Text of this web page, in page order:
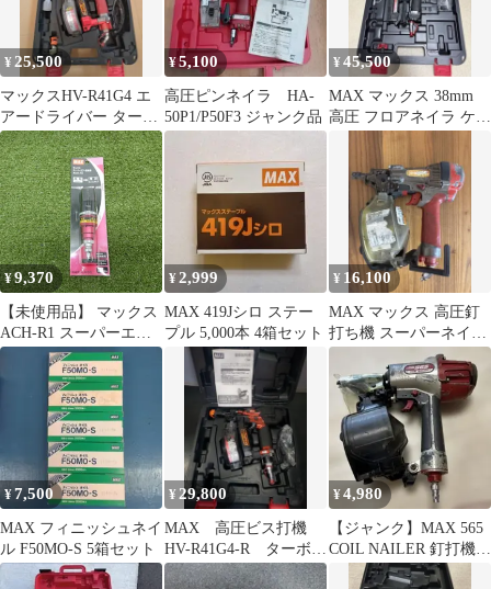
¥ 25,500
マックスHV-R41G4 エ
アードライバー ターボ
機能付き
¥5,100
高圧ピンネイラ HA-
50P1/P50F3 ジャンク品
¥45,500
MAX マックス 38mm
高圧 フロアネイラ ケー
¥9,370
【未使用品】 マックス
ACH-R1 スーパーエア･
調圧器 [3170]
¥2,999
MAX 419Jシロ ステー
プル 5,000本 4箱セット
¥ 16,100
MAX マックス 高圧釘
打ち機 スーパーネイラ
HN-50
¥7,500
MAX フィニッシュネイ
ル F50MO-S 5箱セット
¥ 29,800
MAX 高圧ビス打機
HV-R41G4-R ターボド
ライバ
¥4,980
【ジャンク】MAX 565
COIL NAILER 釘打機